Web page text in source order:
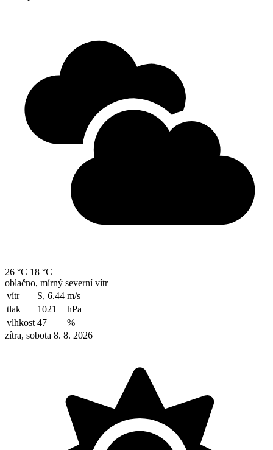
26 °C 18 °C
oblačno, mírný severní vítr
vítr
S, 6.44 m/s
tlak
1021
hPa
vlhkost 47
%
zítra, sobota 8. 8. 2026